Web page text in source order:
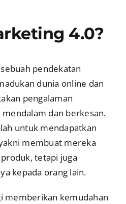
4.0?
pendekatan
dunia online dan
pengalaman
dan berkesan.
untuk mendapatkan
membuat mereka
tetapi juga
kepada orang lain.
memberikan kemudahan